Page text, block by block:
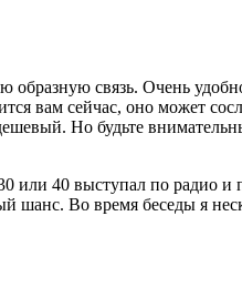
образную связь. Очень
вам сейчас, оно может
Но будьте
или 40 выступал по радио и
шанс. Во время беседы я